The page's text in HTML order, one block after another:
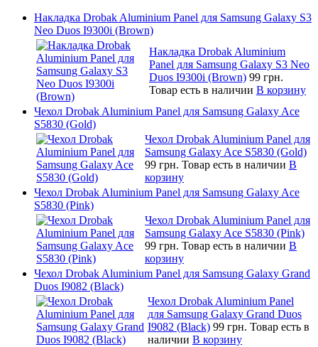
Накладка Drobak Aluminium Panel для Samsung Galaxy S3
Neo Duos I9300i (Brown)
Накладка Drobak Aluminium
Panel для Samsung Galaxy S3 Neo
Duos I9300i (Brown) 99 грн.
Товар есть в наличии В корзину
Чехол Drobak Aluminium Panel для Samsung Galaxy Ace
S5830 (Gold)
Чехол Drobak Aluminium Panel для
Samsung Galaxy Ace S5830 (Gold)
99 грн. Товар есть в наличии В
корзину
Чехол Drobak Aluminium Panel для Samsung Galaxy Ace
S5830 (Pink)
Чехол Drobak Aluminium Panel для
Samsung Galaxy Ace S5830 (Pink)
99 грн. Товар есть в наличии В
корзину
Чехол Drobak Aluminium Panel для Samsung Galaxy Grand
Duos I9082 (Black)
Чехол Drobak Aluminium Panel
для Samsung Galaxy Grand Duos
I9082 (Black) 99 грн. Товар есть в
наличии В корзину